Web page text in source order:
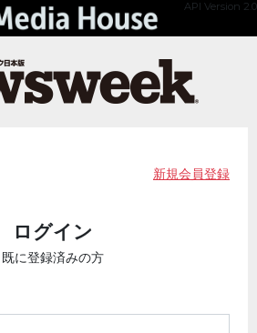
API Version 2.0
新規会員登録
ログイン
既に登録済みの方